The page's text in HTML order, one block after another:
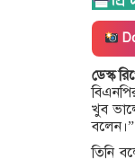
ডেস্ক
খুব
বলেন।”
তিনি